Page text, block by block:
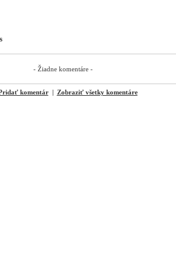
- Žiadne komentáre -
komentár| Zobraziť všetky komentáre